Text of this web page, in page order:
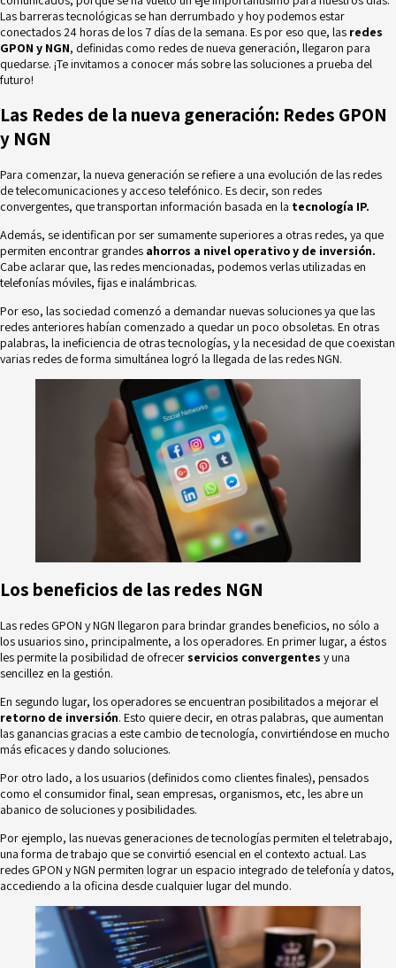
Las barreras tecnológicas se han derrumbado y hoy podemos estar
conectados 24 horas de los 7 días de la semana. Es por eso que, las redes
GPON y NGN, definidas como redes de nueva generación, llegaron para
quedarse. ¡Te invitamos a conocer más sobre las soluciones a prueba del
futuro!
Las Redes de la nueva generación: Redes GPON
y NGN
Para comenzar, la nueva generación se refiere a una evolución de las redes
de telecomunicaciones y acceso telefónico. Es decir, son redes
convergentes, que transportan información basada en la tecnología IP.
Además, se identifican por ser sumamente superiores a otras redes, ya que
permiten encontrar grandes ahorros a nivel operativo y de inversión.
Cabe aclarar que, las redes mencionadas, podemos verlas utilizadas en
telefonías móviles, fijas e inalámbricas.
Por eso, las sociedad comenzó a demandar nuevas soluciones ya que las
redes anteriores habían comenzado a quedar un poco obsoletas. En otras
palabras, la ineficiencia de otras tecnologías, y la necesidad de que coexistan
varias redes de forma simultánea logró la llegada de las redes NGN.
Los beneficios de las redes NGN
Las redes GPON y NGN llegaron para brindar grandes beneficios, no sólo a
los usuarios sino, principalmente, a los operadores. En primer lugar, a éstos
les permite la posibilidad de ofrecer servicios convergentes y una
sencillez en la gestión.
En segundo lugar, los operadores se encuentran posibilitados a mejorar el
retorno de inversión. Esto quiere decir, en otras palabras, que aumentan
las ganancias gracias a este cambio de tecnología, convirtiéndose en mucho
más eficaces y dando soluciones.
Por otro lado, a los usuarios (definidos como clientes finales), pensados
como el consumidor final, sean empresas, organismos, etc, les abre un
abanico de soluciones y posibilidades.
Por ejemplo, las nuevas generaciones de tecnologías permiten el teletrabajo,
una forma de trabajo que se convirtió esencial en el contexto actual. Las
redes GPON y NGN permiten lograr un espacio integrado de telefonía y datos,
accediendo a la oficina desde cualquier lugar del mundo.